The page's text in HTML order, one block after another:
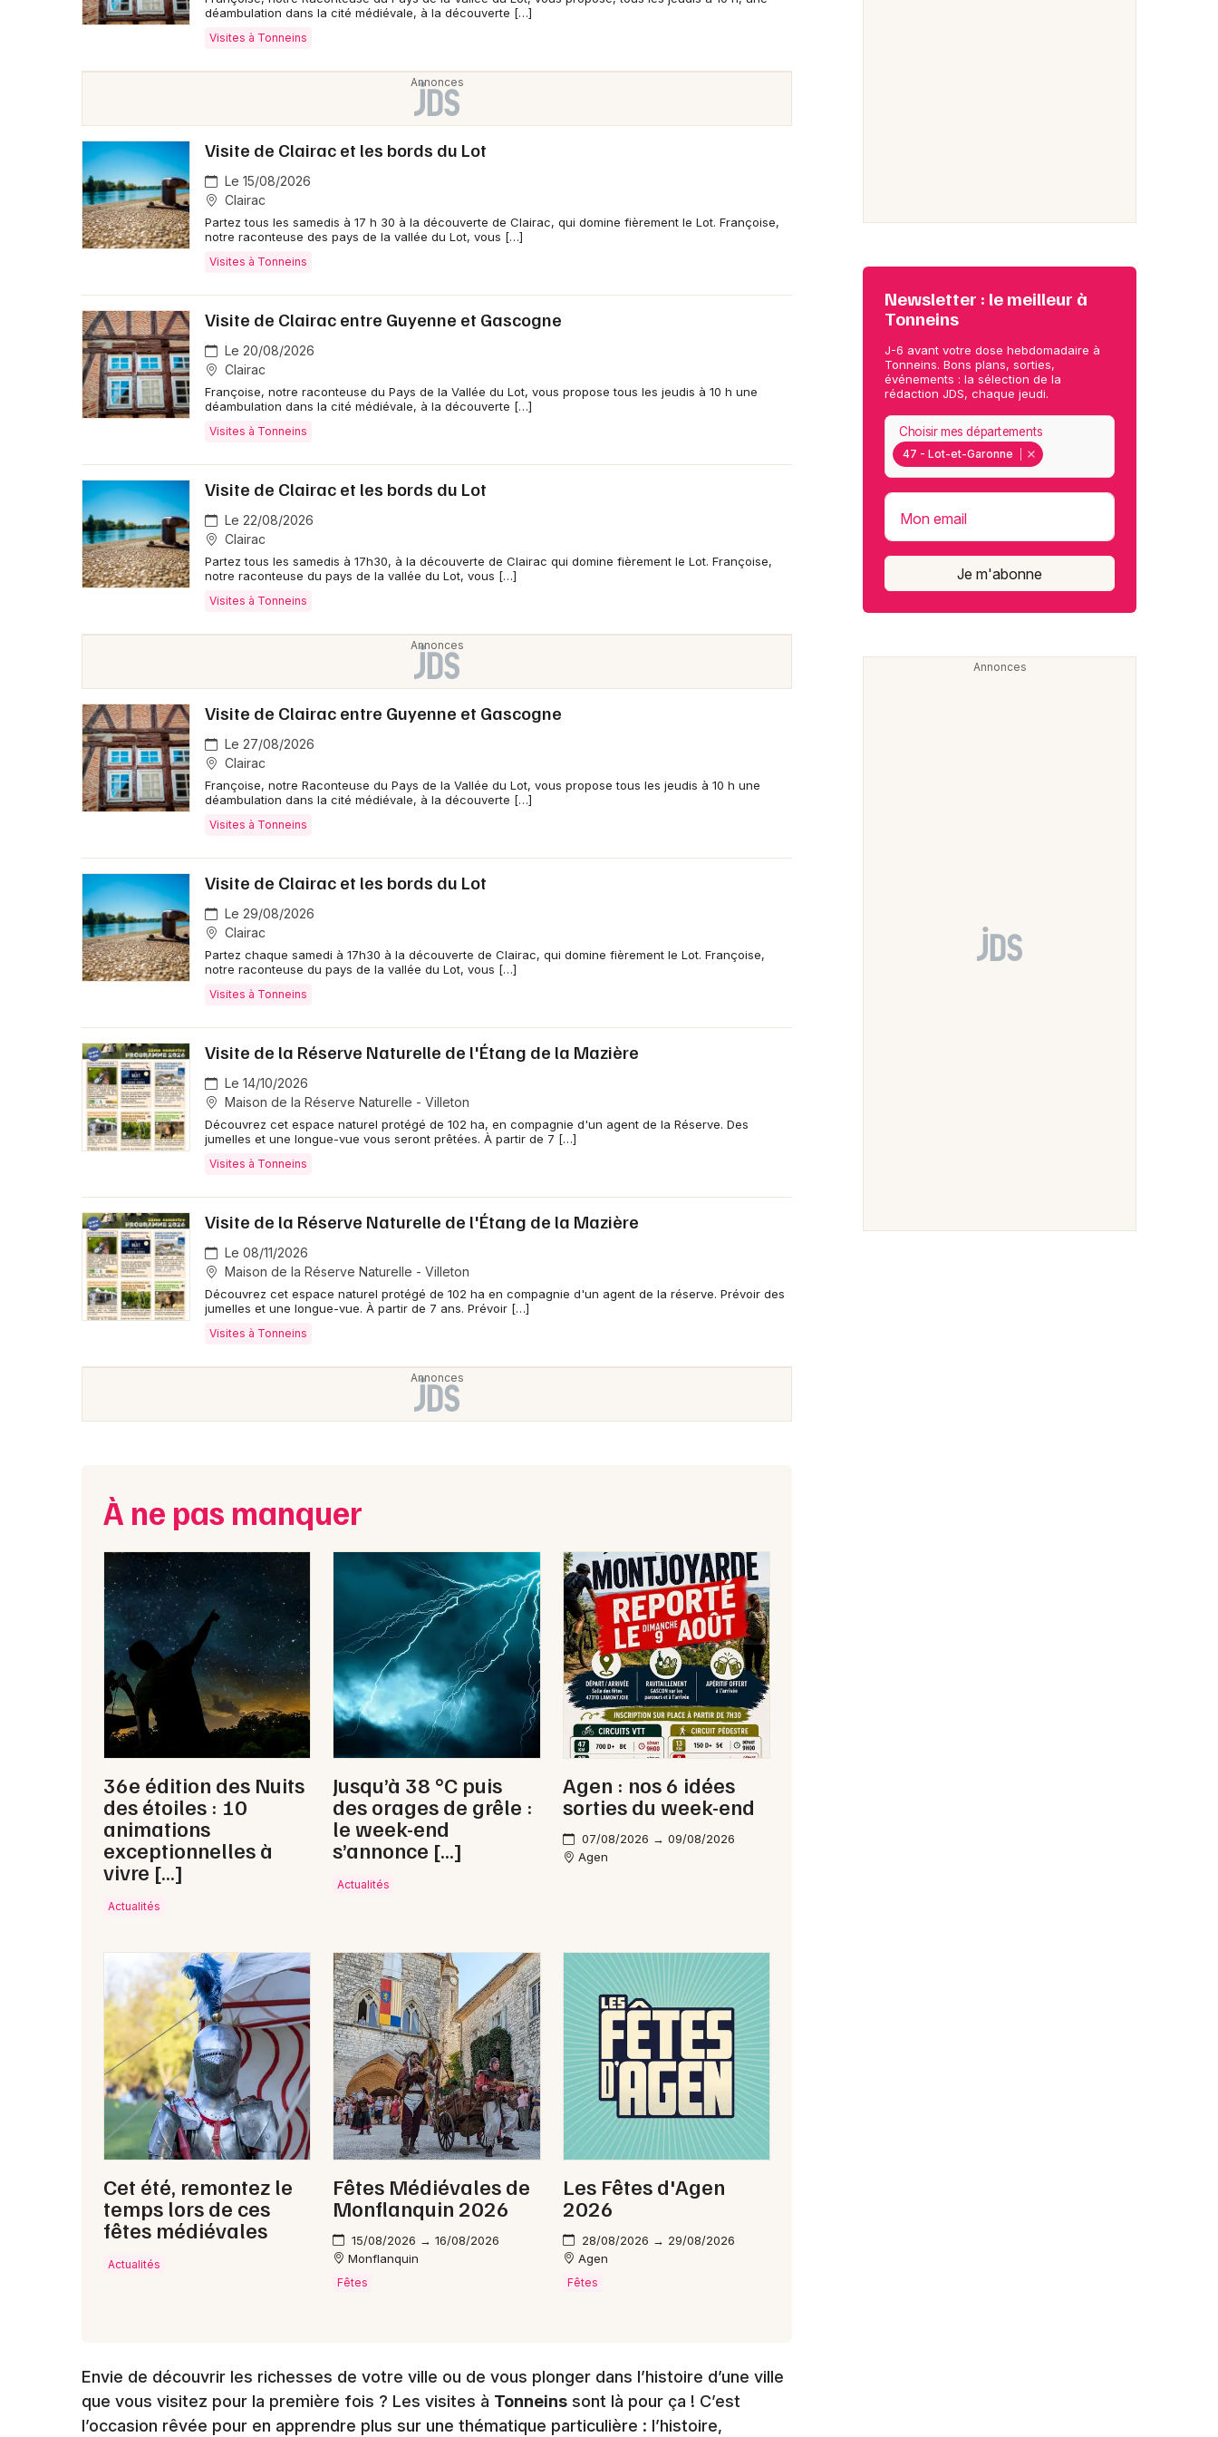
Artistes en tournée
Magazine à Tonneins
déambulation dans la cité médiévale, à la découverte […]
Visites à Tonneins
Visite de Clairac et les bords du Lot
Le 15/08/2026
Clairac
Partez tous les samedis à 17 h 30 à la découverte de Clairac, qui domine fièrement le Lot. Françoise,
notre raconteuse des pays de la vallée du Lot, vous […]
Visites à Tonneins
Visite de Clairac entre Guyenne et Gascogne
Le 20/08/2026
Clairac
Françoise, notre raconteuse du Pays de la Vallée du Lot, vous propose tous les jeudis à 10 h une
déambulation dans la cité médiévale, à la découverte […]
Visites à Tonneins
Visite de Clairac et les bords du Lot
Le 22/08/2026
Clairac
Partez tous les samedis à 17h30, à la découverte de Clairac qui domine fièrement le Lot. Françoise,
notre raconteuse du pays de la vallée du Lot, vous […]
Visites à Tonneins
Visite de Clairac entre Guyenne et Gascogne
Le 27/08/2026
Clairac
Françoise, notre Raconteuse du Pays de la Vallée du Lot, vous propose tous les jeudis à 10 h une
déambulation dans la cité médiévale, à la découverte […]
Visites à Tonneins
Visite de Clairac et les bords du Lot
Le 29/08/2026
Clairac
Partez chaque samedi à 17h30 à la découverte de Clairac, qui domine fièrement le Lot. Françoise,
notre raconteuse du pays de la vallée du Lot, vous […]
Visites à Tonneins
Visite de la Réserve Naturelle de l'Étang de la Mazière
Le 14/10/2026
Maison de la Réserve Naturelle - Villeton
Découvrez cet espace naturel protégé de 102 ha, en compagnie d'un agent de la Réserve. Des
jumelles et une longue-vue vous seront prêtées. À partir de 7 […]
Visites à Tonneins
Visite de la Réserve Naturelle de l'Étang de la Mazière
Le 08/11/2026
Maison de la Réserve Naturelle - Villeton
Découvrez cet espace naturel protégé de 102 ha en compagnie d'un agent de la réserve. Prévoir des
jumelles et une longue-vue. À partir de 7 ans. Prévoir […]
Visites à Tonneins
À ne pas manquer
36e édition des Nuits
des étoiles : 10
animations
exceptionnelles à
vivre […]
Actualités
Jusqu’à 38 °C puis
des orages de grêle :
le week-end
s’annonce […]
Actualités
Agen : nos 6 idées
sorties du week-end
07/08/2026 → 09/08/2026
Agen
Cet été, remontez le
temps lors de ces
fêtes médiévales
Actualités
Fêtes Médiévales de
Monflanquin 2026
15/08/2026 → 16/08/2026
Monflanquin
Fêtes
Les Fêtes d'Agen
2026
28/08/2026 → 29/08/2026
Agen
Fêtes
Envie de découvrir les richesses de votre ville ou de vous plonger dans l’histoire d’une ville
que vous visitez pour la première fois ? Les visites à Tonneins sont là pour ça ! C’est
l’occasion rêvée pour en apprendre plus sur une thématique particulière : l’histoire,
Newsletter : le meilleur à
Tonneins
J-6 avant votre dose hebdomadaire à
Tonneins. Bons plans, sorties,
événements : la sélection de la
rédaction JDS, chaque jeudi.
47 - Lot-et-Garonne
Choisir mes départements
Mon email
Je m'abonne